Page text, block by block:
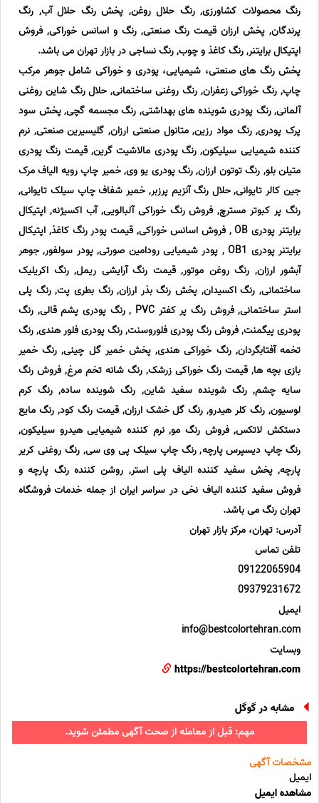
رنگ محصولات کشاورزی, رنگ حلال روغن, پخش رنگ حلال آب, رنگ
پرندگان, پخش ارزان قیمت رنگ صنعتی, رنگ و اسانس خوراکی, فروش
اپتیکال برایتنر, رنگ کاغذ و چوب, رنگ نساجی در بازار تهران می باشد.
پخش رنگ های صنعتی، شیمیایی، پودری و خوراکی شامل جوهر مرکب
چاپ, رنگ خوراکی زعفران, رنگ روغنی ساختمانی, حلال رنگ شاین روغنی
آلمانی, رنگ پودری شوینده های بهداشتی, رنگ مجسمه گچی, پخش سود
پرک پودری, رنگ مواد رزین, متانول صنعتی ارزان, گلیسیرین صنعتی, نرم
کننده شیمیایی سیلیکون, رنگ پودری مالاشیت گرین, قیمت رنگ پودری
متیلن بلو, رنگ توتون ارزان, رنگ پودری یو وی, خمیر چاپ رویه الیاف مرک
جین کالر تایوانی, حلال رنگ آنزیم پرزبر, خمیر شفاف چاپ سیلک تایوانی,
رنگ پر کبوتر مسترچ, فروش رنگ خوراکی آلبالویی, آب اکسیژنه, اپتیکال
برایتنر پودری OB , فروش اسانس خوراکی, قیمت پودر رنگ کاغذ, اپتیکال
برایتنر پودری OB1 , پودر شیمیایی رودامین صورتی, پودر سولفور, جوهر
آبشور ارزان, رنگ روغن موتور, قیمت رنگ آرایشی ریمل, رنگ اکریلیک
ساختمانی, رنگ اکسیدان, پخش رنگ بذر ارزان, رنگ بطری پت, رنگ پلی
استر ساختمانی, فروش رنگ پر کفتر PVC , رنگ پودری پشم قالی, رنگ
پودری پیگمنت, فروش رنگ پودری فلوروسنت, رنگ پودری فلور هندی, رنگ
تخمه آفتابگردان, رنگ خوراکی هندی, پخش خمیر گل چینی, رنگ خمیر
بازی بچه ها, قیمت رنگ خوراکی زرشک, رنگ شانه تخم مرغ, فروش رنگ
سایه چشم, رنگ شوینده سفید شاین, رنگ شوینده ساده, رنگ کرم
لوسیون, رنگ کلر هیدرو, رنگ گل خشک ارزان, قیمت رنگ کود, رنگ مایع
دستکش لاتکس, فروش رنگ مو, نرم کننده شیمیایی هیدرو سیلیکون,
رنگ چاپ دیسپرس پارچه, رنگ چاپ سیلک پی وی سی, رنگ روغنی کریر
پارچه, پخش سفید کننده الیاف پلی استر, روشن کننده رنگ پارچه و
فروش سفید کننده الیاف نخی در سراسر ایران از جمله خدمات فروشگاه
تهران رنگ می باشد.
آدرس: تهران، مرکز بازار تهران
تلفن تماس
09122065904
09379231672
ایمیل
info@bestcolortehran.com
وبسایت
https://bestcolortehran.com
مشابه در گوگل
مهم: قبل از معامله از صحت آگهی مطمئن شوید.
مشخصات آگهی
ایمیل
مشاهده ایمیل